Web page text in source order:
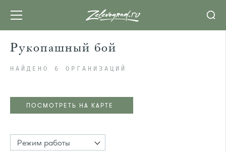
Рукопашный бой
НАЙДЕНО 6 ОРГАНИЗАЦИЙ
ПОСМОТРЕТЬ НА КАРТЕ
Режим работы